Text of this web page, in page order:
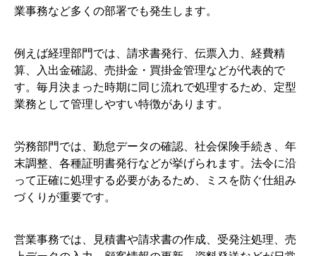
業事務など多くの部署でも発生します。
例えば経理部門では、請求書発行、伝票入力、経費精
算、入出金確認、売掛金・買掛金管理などが代表的で
す。毎月決まった時期に同じ流れで処理するため、定型
業務として管理しやすい特徴があります。
労務部門では、勤怠データの確認、社会保険手続き、年
末調整、各種証明書発行などが挙げられます。法令に沿
って正確に処理する必要があるため、ミスを防ぐ仕組み
づくりが重要です。
営業事務では、見積書や請求書の作成、受発注処理、売